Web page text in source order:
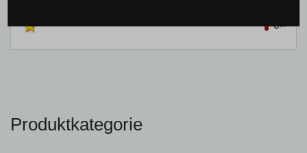
0×
Produktkategorie